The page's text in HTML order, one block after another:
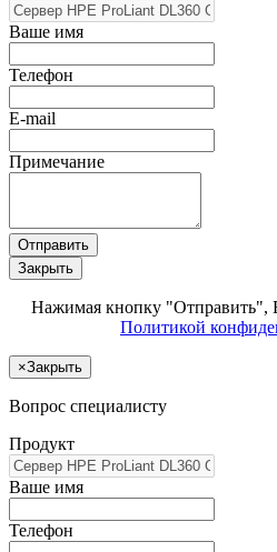
Ваше имя
Телефон
E-mail
Примечание
Отправить
Закрыть
Нажимая кнопку "Отправить",
Политикой
×Закрыть
Вопрос специалисту
Продукт
Ваше имя
Телефон